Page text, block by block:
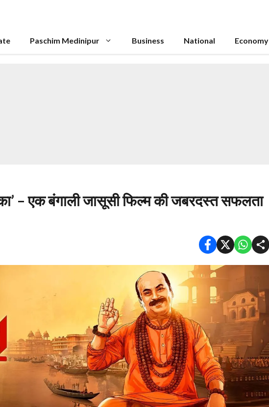
Paschim Medinipur Business National Economy
– एक बंगाली जासूसी फिल्म की जबरदस्त सफलता